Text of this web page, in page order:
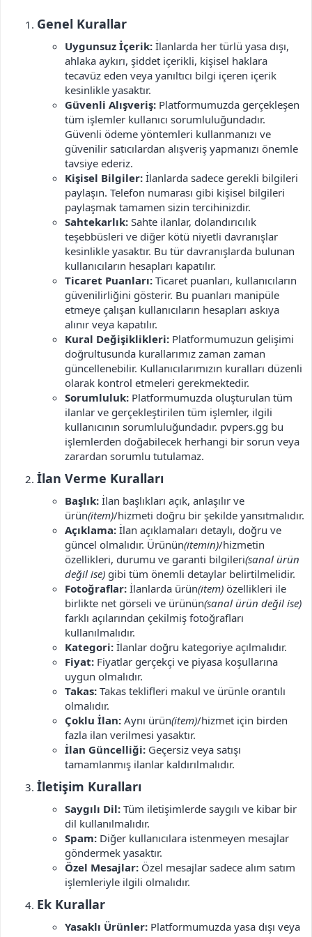
Genel Kurallar​
Uygunsuz İçerik: İlanlarda her türlü yasa dışı,
ahlaka aykırı, şiddet içerikli, kişisel haklara
tecavüz eden veya yanıltıcı bilgi içeren içerik
kesinlikle yasaktır.
Güvenli Alışveriş: Platformumuzda gerçekleşen
tüm işlemler kullanıcı sorumluluğundadır.
Güvenli ödeme yöntemleri kullanmanızı ve
güvenilir satıcılardan alışveriş yapmanızı önemle
tavsiye ederiz.
Kişisel Bilgiler: İlanlarda sadece gerekli bilgileri
paylaşın. Telefon numarası gibi kişisel bilgileri
paylaşmak tamamen sizin tercihinizdir.
Sahtekarlık: Sahte ilanlar, dolandırıcılık
teşebbüsleri ve diğer kötü niyetli davranışlar
kesinlikle yasaktır. Bu tür davranışlarda bulunan
kullanıcıların hesapları kapatılır.
Ticaret Puanları: Ticaret puanları, kullanıcıların
güvenilirliğini gösterir. Bu puanları manipüle
etmeye çalışan kullanıcıların hesapları askıya
alınır veya kapatılır.
Kural Değişiklikleri: Platformumuzun gelişimi
doğrultusunda kurallarımız zaman zaman
güncellenebilir. Kullanıcılarımızın kuralları düzenli
olarak kontrol etmeleri gerekmektedir.
Sorumluluk: Platformumuzda oluşturulan tüm
ilanlar ve gerçekleştirilen tüm işlemler, ilgili
kullanıcının sorumluluğundadır. pvpers.gg bu
işlemlerden doğabilecek herhangi bir sorun veya
zarardan sorumlu tutulamaz.
İlan Verme Kuralları​
Başlık: İlan başlıkları açık, anlaşılır ve
ürün(item)/hizmeti doğru bir şekilde yansıtmalıdır.
Açıklama: İlan açıklamaları detaylı, doğru ve
güncel olmalıdır. Ürünün(itemin)/hizmetin
özellikleri, durumu ve garanti bilgileri(sanal ürün
değil ise) gibi tüm önemli detaylar belirtilmelidir.
Fotoğraflar: İlanlarda ürün(item) özellikleri ile
birlikte net görseli ve ürünün(sanal ürün değil ise)
farklı açılarından çekilmiş fotoğrafları
kullanılmalıdır.
Kategori: İlanlar doğru kategoriye açılmalıdır.
Fiyat: Fiyatlar gerçekçi ve piyasa koşullarına
uygun olmalıdır.
Takas: Takas teklifleri makul ve ürünle orantılı
olmalıdır.
Çoklu İlan: Aynı ürün(item)/hizmet için birden
fazla ilan verilmesi yasaktır.
İlan Güncelliği: Geçersiz veya satışı
tamamlanmış ilanlar kaldırılmalıdır.
İletişim Kuralları​
Saygılı Dil: Tüm iletişimlerde saygılı ve kibar bir
dil kullanılmalıdır.
Spam: Diğer kullanıcılara istenmeyen mesajlar
göndermek yasaktır.
Özel Mesajlar: Özel mesajlar sadece alım satım
işlemleriyle ilgili olmalıdır.
Ek Kurallar​
Yasaklı Ürünler: Platformumuzda yasa dışı veya